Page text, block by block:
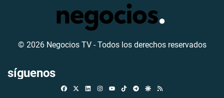
© 2026 Negocios TV - Todos los derechos reservados
síguenos
FacebookLinkedinInstagramTikTokTelegramGoogle Discover